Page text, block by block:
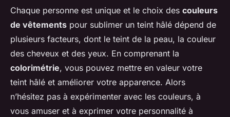
Chaque personne est unique et le choix des couleurs
de vêtements pour sublimer un teint hâlé dépend de
plusieurs facteurs, dont le teint de la peau, la couleur
des cheveux et des yeux. En comprenant la
colorimétrie, vous pouvez mettre en valeur votre
teint hâlé et améliorer votre apparence. Alors
n’hésitez pas à expérimenter avec les couleurs, à
vous amuser et à exprimer votre personnalité à